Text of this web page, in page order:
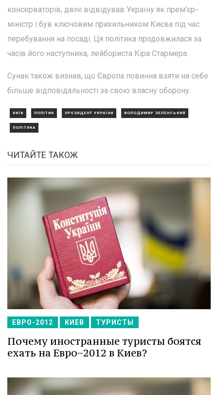
консерваторів, двічі відвідував Україну як прем'єр-
міністр і був ключовим прихильником Києва під час
перебування на посаді. Ця політика продовжилася за
часів його наступника, лейбориста Кіра Стармера.
Сунак також визнав, що Європа повинна взяти на себе
більше відповідальності за свою власну оборону.
КИЇВ ПОЛІТИК ПРЕЗИДЕНТ УКРАЇНИ ВОЛОДИМИР ЗЕЛЕНСЬКИЙ
ПОЛІТИКА
ЧИТАЙТЕ ТАКОЖ
ЕВРО-2012 КИЕВ ТУРИСТЫ
Почему иностранные туристы боятся
ехать на Евро−2012 в Киев?